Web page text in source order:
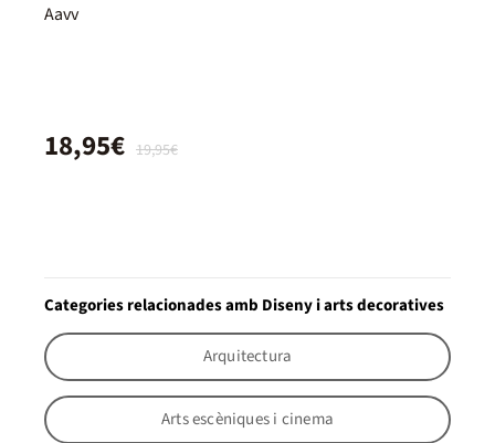
Aavv
19,95€
18,95€
Categories relacionades amb Diseny i arts decoratives
Arquitectura
Arts escèniques i cinema